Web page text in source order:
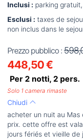
Inclusi : parking
Esclusi : taxes de
non inclus dans le
Prezzo pubblico :
448,50 €
Per 2 notti, 2 pers.
Solo 1 camera rimaste
Chiudi
acheter un nuit au
prix. cette offre est
jours fériés et vieille de